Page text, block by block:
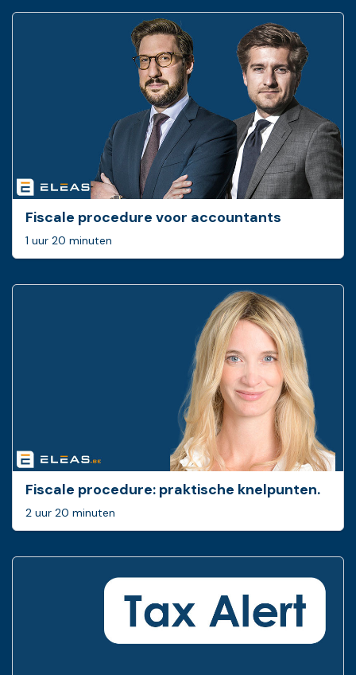
Fiscale procedure voor accountants
1 uur 20 minuten
Fiscale procedure: ­praktische knelpunten.
2 uur 20 minuten